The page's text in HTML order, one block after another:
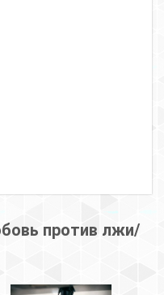
против лжи/